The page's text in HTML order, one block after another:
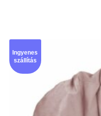
Ingyenes
szállítás